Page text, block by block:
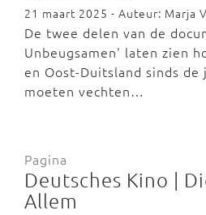
21 maart 2025 - Auteur: Marja
De twee delen van de
Unbeugsamen' laten zien
en Oost-Duitsland sinds de
moeten vechten…
Pagina
Deutsches Kino |
Allem